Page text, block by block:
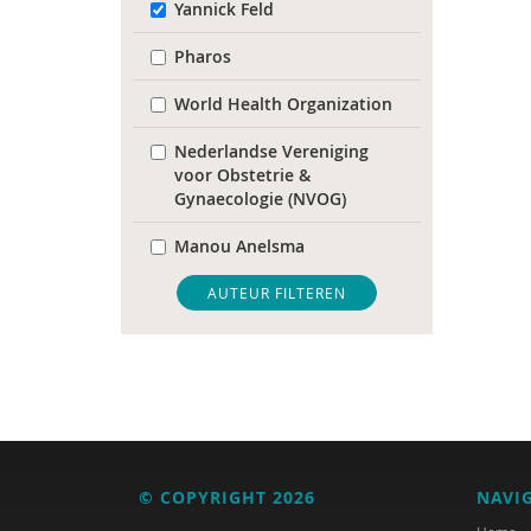
Yannick Feld
Pharos
World Health Organization
Nederlandse Vereniging
voor Obstetrie &
Gynaecologie (NVOG)
Manou Anelsma
Phildy Asamoah
Mariam Badou
Dirck van Bekkum
AUTEUR FILTEREN
© COPYRIGHT 2026